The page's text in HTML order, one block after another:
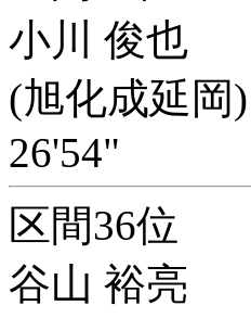
小川 俊也
(旭化成延岡)
26'54"
区間36位
谷山 裕亮